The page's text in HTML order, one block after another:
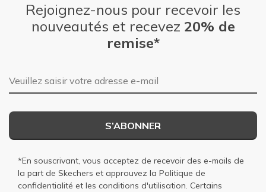
Rejoignez-nous pour recevoir les
nouveautés et recevez 20% de
remise*
Adresse e-mail
S’ABONNER
*En souscrivant, vous acceptez de recevoir des e-mails de
la part de Skechers et approuvez la Politique de
confidentialité et les conditions d'utilisation. Certains